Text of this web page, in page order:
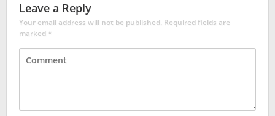
Leave a Reply
Your email address will not be published. Required fields are
marked*